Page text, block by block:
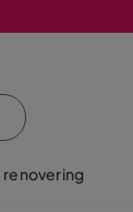
renovering